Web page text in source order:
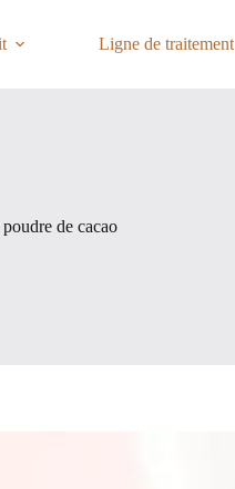
Ligne de traitement
de cacao